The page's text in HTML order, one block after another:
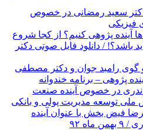
سعید رمضانی در خصوص
فیزیکی
آینده پژوهی کنیم؟ از کجا شروع
باشد؟! / دانلود فایل صوتی دکتر
رامبد جوان و دکتر مصطفی
پژوهی – برنامه خندوانه
در خصوص آینده صنعت
ملی توسعه مدیریت پولی و بانکی
فیض بخش با عنوان آینده
۹۲